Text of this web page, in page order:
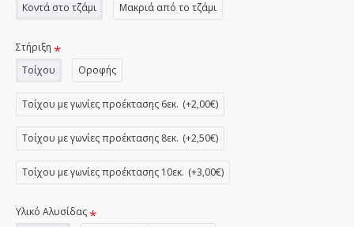
Κοντά στο τζάμι
Μακριά από το τζάμι
Στήριξη
Τοίχου
Οροφής
Τοίχου με γωνίες προέκτασης 6εκ. (+2,00€)
Τοίχου με γωνίες προέκτασης 8εκ. (+2,50€)
Τοίχου με γωνίες προέκτασης 10εκ. (+3,00€)
Υλικό Αλυσίδας